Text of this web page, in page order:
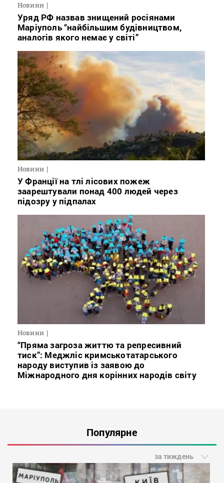
Новини
Уряд РФ назвав знищений росіянами
Маріуполь “найбільшим будівництвом,
аналогів якого немає у світі”
Новини
У Франції на тлі лісових пожеж
заарештували понад 400 людей через
підозру у підпалах
Новини
“Пряма загроза життю та репресивний
тиск”: Меджліс кримськотатарського
народу виступив із заявою до
Міжнародного дня корінних народів світу
Популярне
за тиждень